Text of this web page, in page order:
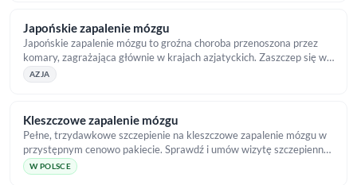
Japońskie zapalenie mózgu
Japońskie zapalenie mózgu to groźna choroba przenoszona przez
komary, zagrażająca głównie w krajach azjatyckich. Zaszczep się w
TropicalMed przed podróżą!
AZJA
Kleszczowe zapalenie mózgu
Pełne, trzydawkowe szczepienie na kleszczowe zapalenie mózgu w
przystępnym cenowo pakiecie. Sprawdź i umów wizytę szczepienną
w TropicalMed!
W POLSCE